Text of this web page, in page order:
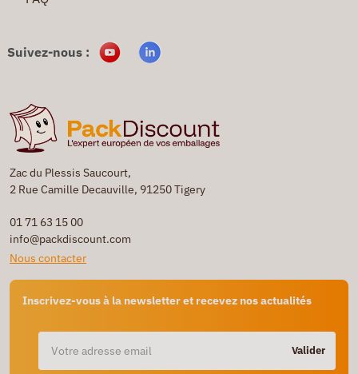
Zac du Plessis Saucourt,
2 Rue Camille Decauville, 91250 Tigery
01 71 63 15 00
info@packdiscount.com
Nous contacter
Inscrivez-vous à la newsletter et recevez nos actualités
Valider
Suivez-nous :